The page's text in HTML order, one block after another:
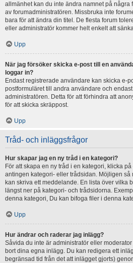
allmänhet kan du inte ändra namnet på några
av forumadministratören. Missbruka inte
bara för att ändra din titel. De flesta forum
eller administratör kommer helt enkelt att
Upp
När jag försöker skicka e-post till en
loggar in?
Endast registrerade användare kan skicka e-
postformuläret till andra användare och
administratören. Detta för att förhindra att
för att skicka skräppost.
Upp
Tråd- och inläggsfrågor
Hur skapar jag en ny tråd i en kategori?
För att skapa en ny tråd i en kategori, klicka
antingen kategori- eller trådsidan. Möjligen så
kan skriva ett meddelande. En lista över vilka
längst ner på kategori- och trådsidorna.
denna kategori, Du kan bifoga filer i denna
Upp
Hur ändrar och raderar jag inlägg?
Såvida du inte är administratör eller
bort dina egna inlägg. Du kan redigera ett
begränsad tid från det att inlägget gjorts)